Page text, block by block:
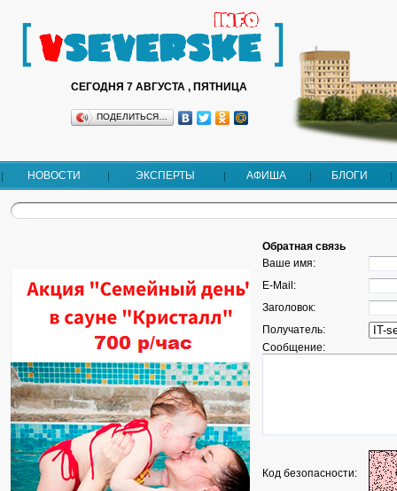
СЕГОДНЯ 7 АВГУСТА , ПЯТНИЦА
ПОДЕЛИТЬСЯ…
НОВОСТИ ЭКСПЕРТЫ АФИША БЛОГИ
Обратная связь
Ваше имя:
E-Mail:
Заголовок:
Получатель:
Сообщение:
Код безопасности: